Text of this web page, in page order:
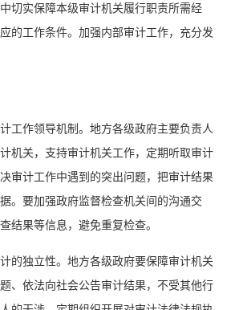
切实保障本级审计机关履行职责所需经
的工作条件。加强内部审计工作，充分发
工作领导机制。地方各级政府主要负责人
机关，支持审计机关工作，定期听取审计
审计工作中遇到的突出问题，把审计结果
。要加强政府监督检查机关间的沟通交
结果等信息，避免重复检查。
计的独立性。地方各级政府要保障审计机关
、依法向社会公告审计结果，不受其他行